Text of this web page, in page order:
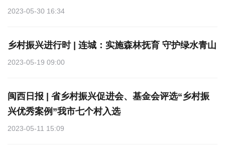
2023-05-30 16:34
乡村振兴进行时 | 连城：实施森林抚育 守护绿水青山
2023-05-19 09:00
闽西日报 | 省乡村振兴促进会、基金会评选“乡村振
兴优秀案例”我市七个村入选
2023-05-11 15:09